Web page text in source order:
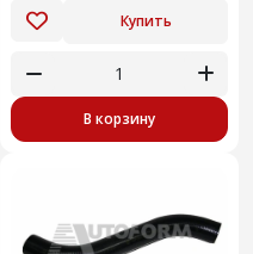
Купить
В корзину